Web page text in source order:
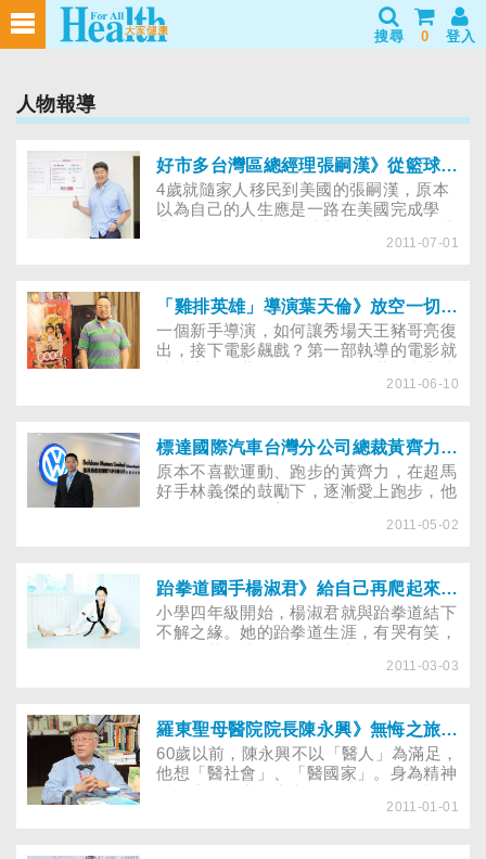
搜尋 0 登入
人物報導
好市多台灣區總經理張嗣漢》從籃球員到總經理，投出不一樣的人生
4歲就隨家人移民到美國的張嗣漢，原本
以為自己的人生應是一路在美國完成學
他曾以籃球員的身分，應邀回台打球3
場……
2011-07-01
「雞排英雄」導演葉天倫》放空一切，才有新方向
一個新手導演，如何讓秀場天王豬哥亮復
出，接下電影飆戲？第一部執導的電影就
他的夢想？面對壓力大到無以復加的情況
2011-06-10
標達國際汽車台灣分公司總裁黃齊力》不給自己不運動的理由！
原本不喜歡運動、跑步的黃齊力，在超馬
好手林義傑的鼓勵下，逐漸愛上跑步，他
也磨出勇於挑戰自我的意志力，堅持到底
2011-05-02
跆拳道國手楊淑君》給自己再爬起來的力量
小學四年級開始，楊淑君就與跆拳道結下
不解之緣。她的跆拳道生涯，有哭有笑，
「哭哭笑笑才是人生」。2007年，她在
因壓力太大而受挫；去年廣州亞運，原本
她金牌呼聲極高，無奈碰到不公判決，使
她一度陷入是否繼續在熱愛的跆拳道路
上，選擇再戰下去，現在她決定爭取再戰
2012倫敦奧運的資格，贏回屬於她應得
2011-03-03
羅東聖母醫院院長陳永興》無悔之旅，無懼的實踐
60歲以前，陳永興不以「醫人」為滿足，
他想「醫社會」、「醫國家」。身為精神
動，更投身民主運動及政治領域。現在，
2011-01-01